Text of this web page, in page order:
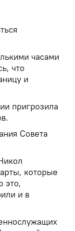
часами
что
и
пригрозила
Совета
которые
это,
и в